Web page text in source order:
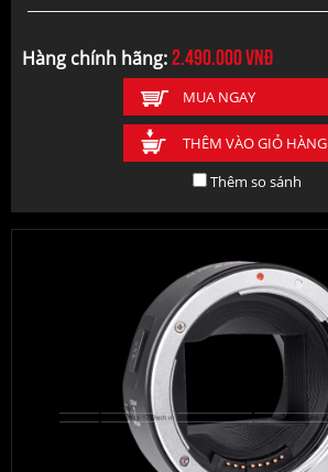
Hàng chính hãng:2.490.000vnđ
MUA NGAY
THÊM VÀO GIỎ HÀNG
Thêm so sánh